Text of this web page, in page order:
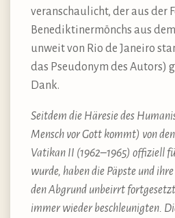
veranschaulicht, der aus der
Benediktinermönchs aus
unweit von Rio de Janeiro
das Pseudonym des Autors)
Dank.
Seitdem die Häresie des
Mensch vor Gott kommt) von
Vatikan II (1962–1965) offiziell
wurde, haben die Päpste und
den Abgrund unbeirrt
immer wieder beschleunigten.